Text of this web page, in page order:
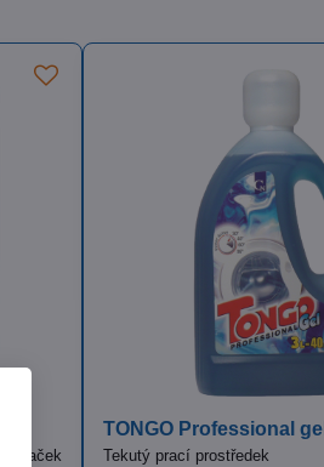
praček
TONGO Professional gel
Tekutý prací prostředek